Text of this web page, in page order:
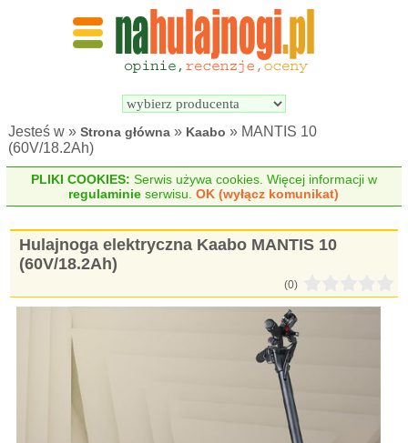
Wyszukiwarka
elektrycznych
Jesteś w »Strona główna » Kaabo » MANTIS 10
(60V/18.2Ah)
PLIKI COOKIES: Serwis używa cookies. Więcej informacji w
regulaminie serwisu.OK (wyłącz komunikat)
Hulajnoga elektryczna Kaabo MANTIS 10
(60V/18.2Ah)
(0)